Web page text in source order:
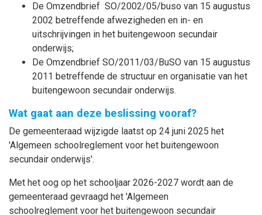
De Omzendbrief SO/2002/05/buso van 15 augustus
2002 betreffende afwezigheden en in- en
uitschrijvingen in het buitengewoon secundair
onderwijs;
De Omzendbrief SO/2011/03/BuSO van 15 augustus
2011 betreffende de structuur en organisatie van het
buitengewoon secundair onderwijs.
Wat gaat aan deze beslissing vooraf?
De gemeenteraad wijzigde laatst op 24 juni 2025 het
'Algemeen schoolreglement voor het buitengewoon
secundair onderwijs'.
Met het oog op het schooljaar 2026-2027 wordt aan de
gemeenteraad gevraagd het 'Algemeen
schoolreglement voor het buitengewoon secundair